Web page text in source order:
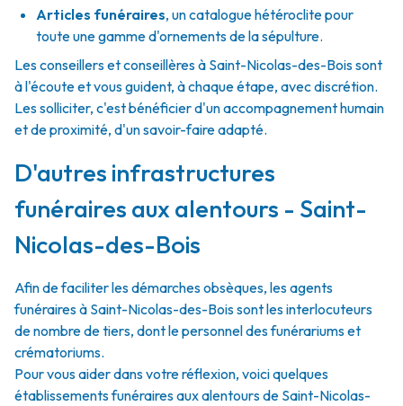
Articles funéraires, un catalogue hétéroclite pour
toute une gamme d'ornements de la sépulture.
Les conseillers et conseillères à Saint-Nicolas-des-Bois sont
à l'écoute et vous guident, à chaque étape, avec discrétion.
Les solliciter, c'est bénéficier d'un accompagnement humain
et de proximité, d'un savoir-faire adapté.
D'autres infrastructures
funéraires aux alentours - Saint-
Nicolas-des-Bois
Afin de faciliter les démarches obsèques, les agents
funéraires à Saint-Nicolas-des-Bois sont les interlocuteurs
de nombre de tiers, dont le personnel des funérariums et
crématoriums.
Pour vous aider dans votre réflexion, voici quelques
établissements funéraires aux alentours de Saint-Nicolas-